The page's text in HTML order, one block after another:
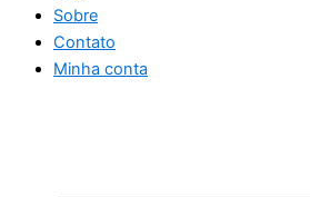
Sobre
Contato
Minha conta